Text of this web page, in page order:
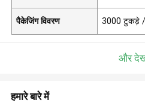
पैकेजिंग विवरण 3000 टुकड़े /
और
हमारे बारे में